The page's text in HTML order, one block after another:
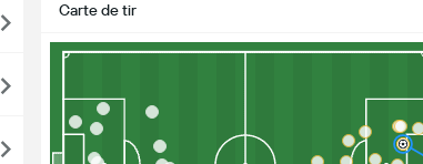
Carte de tir